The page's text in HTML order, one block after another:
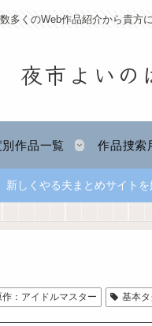
数多くのWeb作品紹介から貴方
夜市よいの
作品一覧 作品捜索
新しくやる夫まとめサイト
作：アイドルマスター 基本